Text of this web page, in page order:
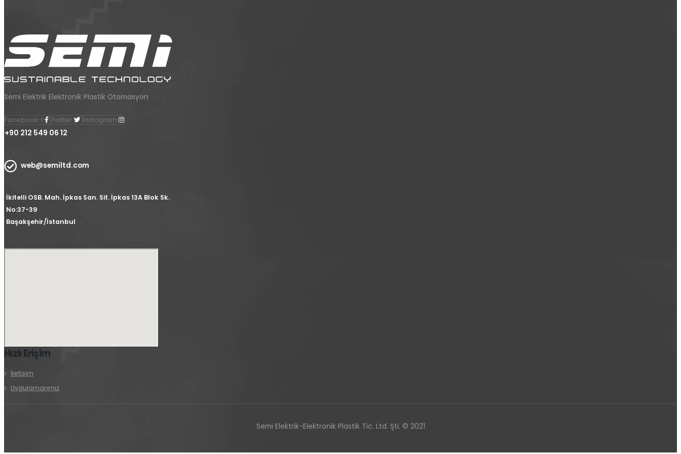
Semi Elektrik Elektronik Plastik Otomasyon
Facebook-f Twitter Instagram
+90 212 549 06 12
web@semiltd.com
İkitelli OSB. Mah. İpkas San. Sit. İpkas 13A Blok Sk.
No:37-39
Başakşehir/İstanbul
Hızlı Erişim
İletişim
Uygulamarımız
Semi Elektrik-Elektronik Plastik Tic. Ltd. Şti. © 2021